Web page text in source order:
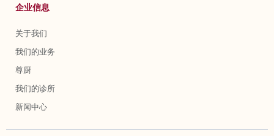
企业信息
关于我们
我们的业务
尊厨
我们的诊所
新闻中心